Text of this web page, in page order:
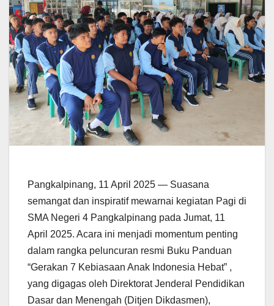
Pangkalpinang, 11 April 2025 — Suasana
semangat dan inspiratif mewarnai kegiatan Pagi di
SMA Negeri 4 Pangkalpinang pada Jumat, 11
April 2025. Acara ini menjadi momentum penting
dalam rangka peluncuran resmi Buku Panduan
“Gerakan 7 Kebiasaan Anak Indonesia Hebat” ,
yang digagas oleh Direktorat Jenderal Pendidikan
Dasar dan Menengah (Ditjen Dikdasmen),